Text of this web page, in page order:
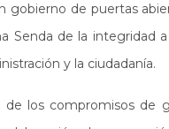
gobierno de puertas
Senda de la integridad
y la ciudadanía.
de los compromisos de